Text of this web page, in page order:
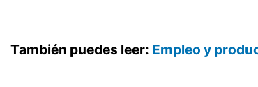
También puedes leer: Empleo y